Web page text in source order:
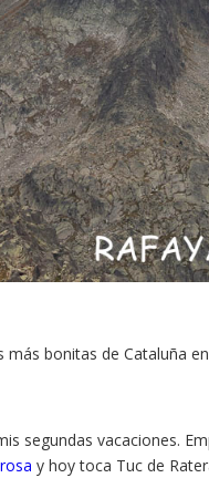
más bonitas de Cataluña
segundas vacaciones.
y hoy toca Tuc de